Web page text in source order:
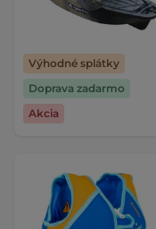
Výhodné splátky
Doprava zadarmo
Akcia